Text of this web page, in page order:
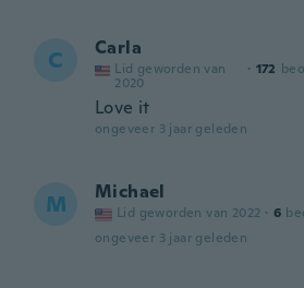
C Carla
Lid geworden van
2020
· 172
Love it
ongeveer 3 jaar geleden
M Michael
Lid geworden van 2022 · 6
ongeveer 3 jaar geleden